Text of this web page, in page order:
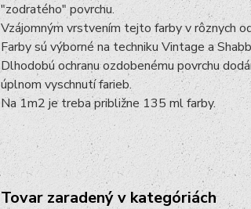
"zodratého" povrchu.
Vzájomným vrstvením tejto farby v rôznych
Farby sú výborné na techniku Vintage a
Dlhodobú ochranu ozdobenému povrchu
úplnom vyschnutí farieb.
Na 1m2 je treba približne 135 ml farby.
Tovar zaradený v kategóriách